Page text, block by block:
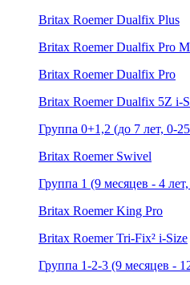
Britax Roemer Dualfix Plus
Britax Roemer Dualfix Pro M
Britax Roemer Dualfix Pro
Britax Roemer Dualfix 5Z i-
Группа 0+1,2 (до 7 лет, 0-
Britax Roemer Swivel
Группа 1 (9 месяцев - 4
Britax Roemer King Pro
Britax Roemer Tri-Fix² i-Size
Группа 1-2-3 (9 месяцев -